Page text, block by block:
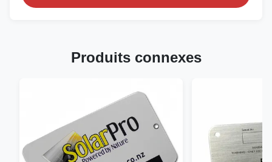
Produits connexes